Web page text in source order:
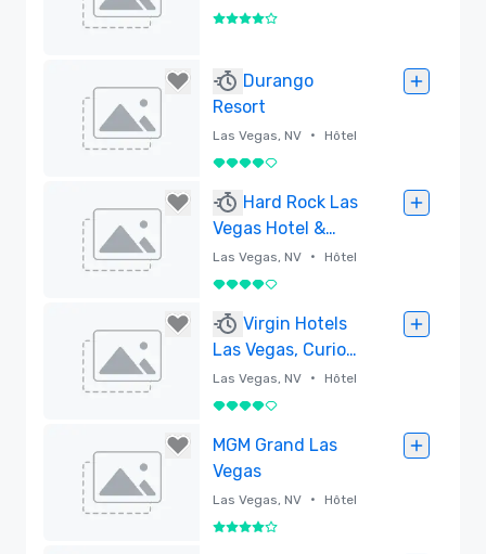
4 sur 5
Durango
Resort
Las Vegas, NV • Hôtel
4 sur 5
Hard Rock Las
Vegas Hotel &
Casino
Las Vegas, NV • Hôtel
4 sur 5
Virgin Hotels
Las Vegas, Curio
Collection by
Hilton
Las Vegas, NV • Hôtel
4 sur 5
MGM Grand Las
Vegas
Las Vegas, NV • Hôtel
4 sur 5